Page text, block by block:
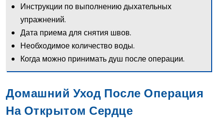
Инструкции по выполнению дыхательных
упражнений.
Дата приема для снятия швов.
Необходимое количество воды.
Когда можно принимать душ после операции.
Домашний Уход После Операция
На Открытом Сердце